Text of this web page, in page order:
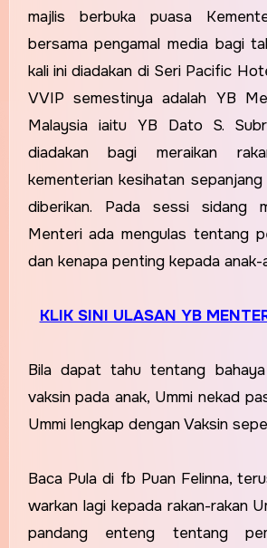
majlis berbuka puasa
bersama pengamal media bagi
kali ini diadakan di Seri Pacific
VVIP semestinya adalah YB
Malaysia iaitu YB Dato S.
diadakan bagi meraikan
kementerian kesihatan
diberikan. Pada sessi sidang
Menteri ada mengulas tentang
dan kenapa penting kepada anak-
KLIK SINI ULASAN YB
Bila dapat tahu tentang
vaksin pada anak, Ummi nekad
Ummi lengkap dengan Vaksin
Baca Pula di fb Puan Felinna,
warkan lagi kepada rakan-rakan
pandang enteng tentang